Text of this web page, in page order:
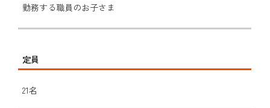
勤務する職員のお子さま
定員
21名